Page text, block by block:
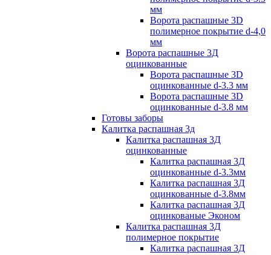
мм
Ворота распашные 3D
полимерное покрытие d-4,0
мм
Ворота распашные 3Д
оцинкованные
Ворота распашные 3D
оцинкованные d-3.3 мм
Ворота распашные 3D
оцинкованные d-3.8 мм
Готовы заборы
Калитка распашная 3д
Калитка распашная 3Д
оцинкованные
Калитка распашная 3Д
оцинкованные d-3.3мм
Калитка распашная 3Д
оцинкованные d-3.8мм
Калитка распашная 3Д
оцинкованые Эконом
Калитка распашная 3Д
полимерное покрытие
Калитка распашная 3Д